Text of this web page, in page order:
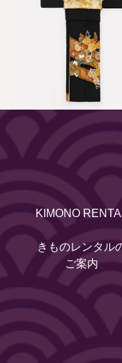
KIMONO
きものレンタル
ご案内